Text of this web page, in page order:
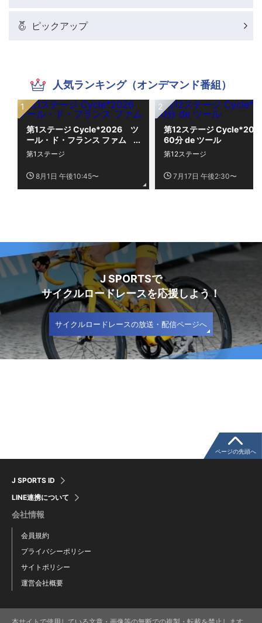
ピックアップ
人気ランキング（オンデマンド番組）
第1ステージ Cycle*2026 ツ
ール・ド・フランス ファム
8月1日 午後10:45〜
第1ステージ
第12ステージ
60分 de ツール
7月17日 午後2:30〜
第12ステージ
J SPORTSで
サイクルロードレースを応援しよう！
サイクルロードレースの放送・配信ページへ
J SPORTS ID
LINE連携について
会社情報
会員規約
プライバシーポリシー
サイトポリシー
運営会社概要
ページの先頭へ